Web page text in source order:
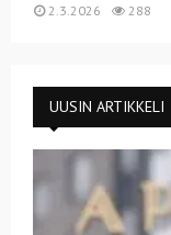
2.3.2026 288
UUSIN ARTIKKELI